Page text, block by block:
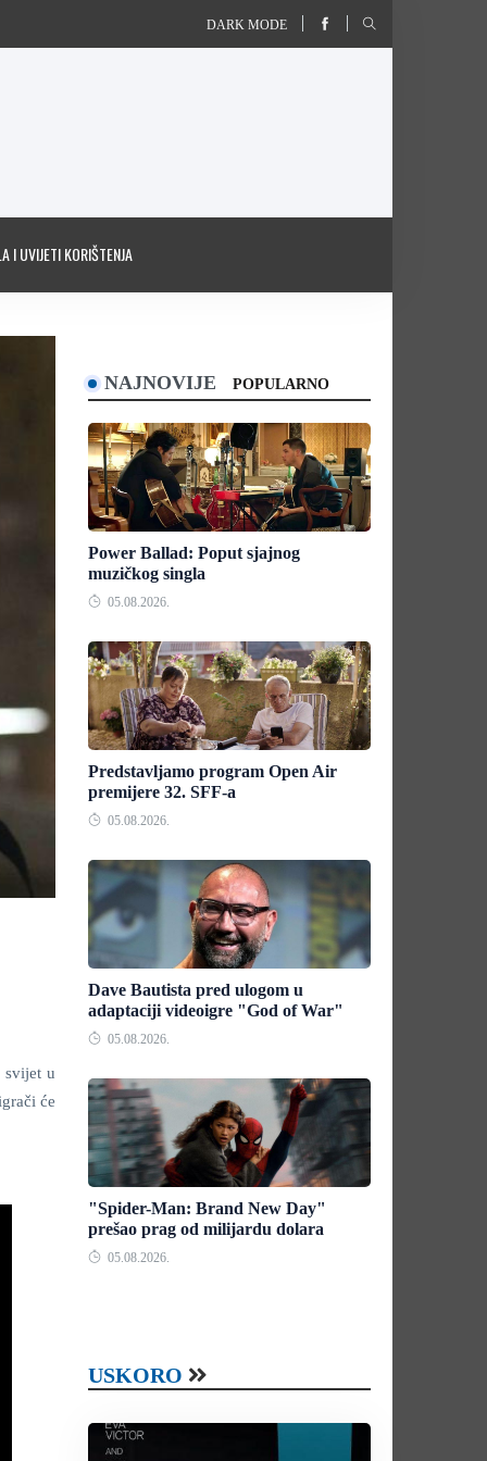
DARK MODE
I UVIJETI KORIŠTENJA
svijet u
će
NAJNOVIJE POPULARNO
Power Ballad: Poput sjajnog
muzičkog singla
05.08.2026.
Predstavljamo program Open Air
premijere 32. SFF-a
05.08.2026.
Dave Bautista pred ulogom u
adaptaciji videoigre "God of War"
05.08.2026.
"Spider-Man: Brand New Day"
prešao prag od milijardu dolara
05.08.2026.
USKORO